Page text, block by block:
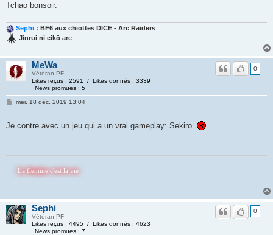
Tchao bonsoir.
Sephi : BF6 aux chiottes DICE - Arc Raiders
Jinrui ni eikō are
MeWa
Vétéran PF
Likes reçus : 2591 / Likes donnés : 3339
News promues : 5
0
mer. 18 déc. 2019 13:04
Je contre avec un jeu qui a un vrai gameplay: Sekiro.
flemme c'est la vie
Sephi
Vétéran PF
Likes reçus : 4495 / Likes donnés : 4623
News promues : 7
0